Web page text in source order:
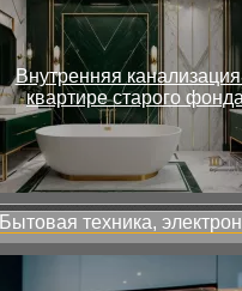
Внутренняя
квартире старого фонда
Бытовая техника,